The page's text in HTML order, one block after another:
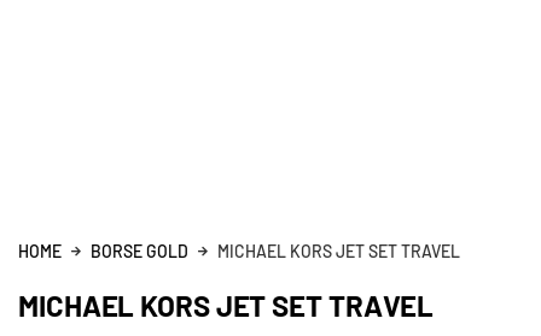
HOME BORSE GOLD MICHAEL KORS JET SET TRAVEL
MICHAEL KORS JET SET TRAVEL